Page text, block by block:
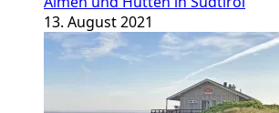
13. August 2021